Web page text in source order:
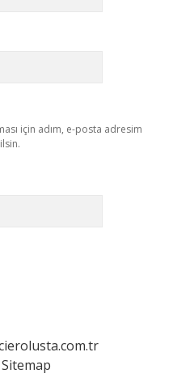
için adım, e-posta adresim
Sitemap